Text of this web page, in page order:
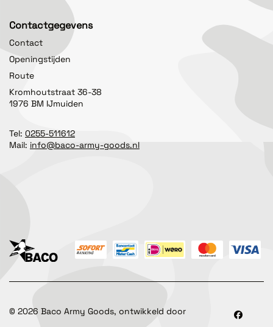
Contactgegevens
Contact
Openingstijden
Route
Kromhoutstraat 36-38
1976 BM IJmuiden
Tel: 0255-511612
Mail: info@baco-army-goods.nl
© 2026 Baco Army Goods, ontwikkeld door